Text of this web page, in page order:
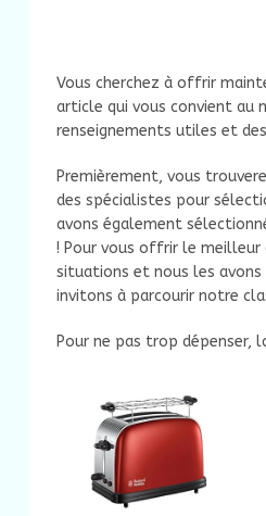
Vous cherchez à offrir
article qui vous convient au
renseignements utiles et
Premièrement, vous
des spécialistes pour
avons également
! Pour vous offrir le meilleur
situations et nous les avons
invitons à parcourir notre
Pour ne pas trop dépenser,